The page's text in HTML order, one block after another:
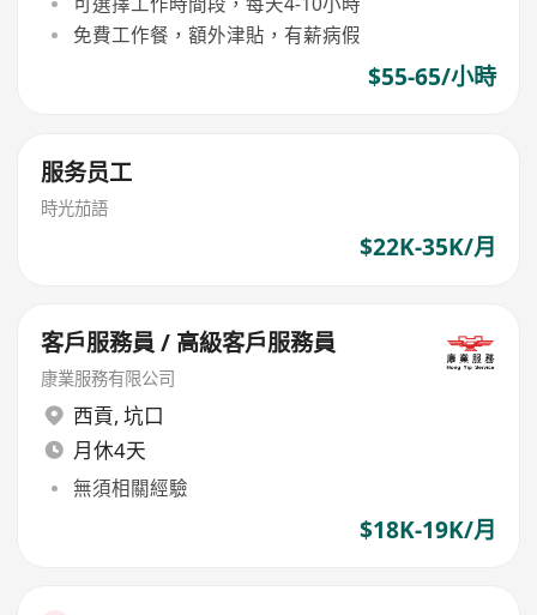
免費工作餐，額外津貼，有薪病假
$55-65/小時
服务员工
時光茄語
$22K-35K/月
客戶服務員 / 高級客戶服務員
康業服務有限公司
西貢, 坑口
月休4天
無須相關經驗
$18K-19K/月